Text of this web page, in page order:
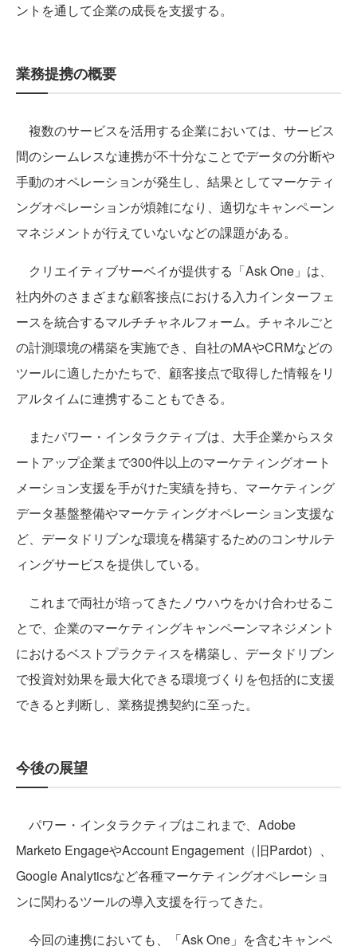
ントを通して企業の成長を支援する。
業務提携の概要
複数のサービスを活用する企業においては、サービス
間のシームレスな連携が不十分なことでデータの分断や
手動のオペレーションが発生し、結果としてマーケティ
ングオペレーションが煩雑になり、適切なキャンペーン
マネジメントが行えていないなどの課題がある。
クリエイティブサーベイが提供する「Ask One」は、
社内外のさまざまな顧客接点における入力インターフェ
ースを統合するマルチチャネルフォーム。チャネルごと
の計測環境の構築を実施でき、自社のMAやCRMなどの
ツールに適したかたちで、顧客接点で取得した情報をリ
アルタイムに連携することもできる。
またパワー・インタラクティブは、大手企業からスタ
ートアップ企業まで300件以上のマーケティングオート
メーション支援を⼿がけた実績を持ち、マーケティング
データ基盤整備やマーケティングオペレーション支援な
ど、データドリブンな環境を構築するためのコンサルテ
ィングサービスを提供している。
これまで両社が培ってきたノウハウをかけ合わせるこ
とで、企業のマーケティングキャンペーンマネジメント
におけるベストプラクティスを構築し、データドリブン
で投資対効果を最大化できる環境づくりを包括的に支援
できると判断し、業務提携契約に至った。
今後の展望
パワー・インタラクティブはこれまで、Adobe
Marketo EngageやAccount Engagement（旧Pardot）、
Google Analyticsなど各種マーケティングオペレーショ
ンに関わるツールの導入支援を行ってきた。
今回の連携においても、「Ask One」を含むキャンペ